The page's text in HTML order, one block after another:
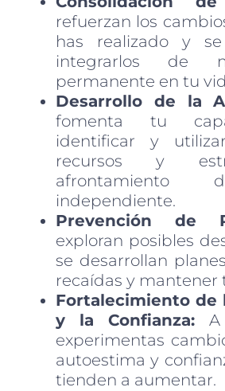
refuerzan los
has realizado y
integrarlos de
permanente en tu
Desarrollo de la
fomenta tu
identificar y
recursos y
afrontamiento
independiente.
Prevención de
exploran posibles
se desarrollan
recaídas y mantener
Fortalecimiento de
y la Confianza: A
experimentas
autoestima y
tienden a aumentar.